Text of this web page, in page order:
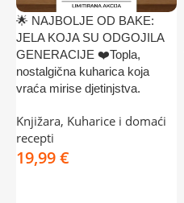
🌟 NAJBOLJE OD BAKE:
JELA KOJA SU ODGOJILA
GENERACIJE ❤️Topla,
nostalgična kuharica koja
vraća mirise djetinjstva.
Knjižara, Kuharice i domaći
recepti
€